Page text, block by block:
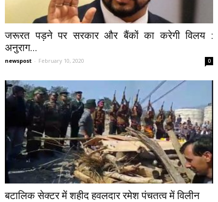
जरूरत पड़ने पर सरकार और बैंकों का करेगी विलय :
अनुराग...
newspost - February 10, 2020 0
बटालिक सेक्टर में शहीद हवलदार रमेश पंचतत्व में विलीन